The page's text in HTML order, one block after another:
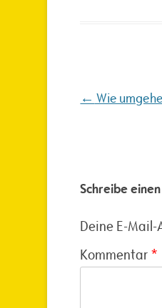
← Wie
Schreibe
Deine E-
Kommentar *